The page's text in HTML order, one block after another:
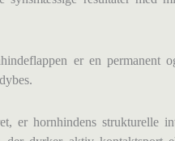
er en
er hornhindens strukturelle